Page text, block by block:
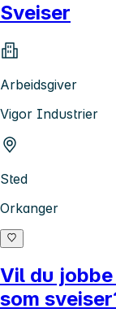
Sveiser
Arbeidsgiver
Vigor Industrier
Sted
Orkanger
Vil du
som